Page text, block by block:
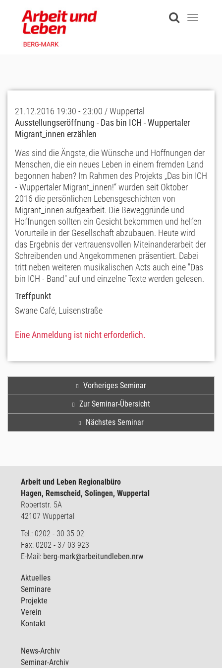
content
Toggle
21.12.2016 19:30 - 23:00 / Wuppertal
Ausstellungseröffnung - Das bin ICH - Wuppertaler
Migrant_innen erzählen
Was sind die Ängste, die Wünsche und Hoffnungen der
Menschen, die ein neues Leben in einem fremden Land
begonnen haben? Im Rahmen des Projekts „Das bin ICH
- Wuppertaler Migrant_innen!“ wurden seit Oktober
2016 die persönlichen Lebensgeschichten von
Migrant_innen aufgearbeit. Die Beweggründe und
Hoffnungen sollten ein Gesicht bekommen und helfen
Vorurteile in der Gesellschaft abzubauen. Heute wird
das Ergebnis der vertrauensvollen Miteinanderarbeit der
Schreibenden und Angekommenen präsentiert. Dabei
tritt neben weiteren musikalischen Acts auch eine "Das
bin ICH - Band" auf und einzelne Texte werden gelesen.
Treffpunkt
Swane Café, Luisenstraße
Eine Anmeldung ist nicht erforderlich.
Vorheriges Seminar
Zur Seminar-Übersicht
Nächstes Seminar
Arbeit und Leben Regionalbüro
Hagen, Remscheid, Solingen, Wuppertal
Robertstr. 5A
42107 Wuppertal
Tel.: 0202 - 30 35 02
Fax: 0202 - 37 03 923
E-Mail: berg-mark@arbeitundleben.nrw
Aktuelles
Seminare
Projekte
Verein
Kontakt
News-Archiv
Seminar-Archiv